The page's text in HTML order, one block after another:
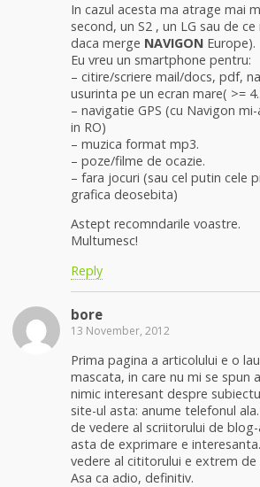
In cazul acesta ma atrage mai
second, un S2 , un LG sau de
daca merge NAVIGON Europe).
Eu vreu un smartphone pentru:
– citire/scriere mail/docs, pdf,
usurinta pe un ecran mare( >=
– navigatie GPS (cu Navigon
in RO)
– muzica format mp3.
– poze/filme de ocazie.
– fara jocuri (sau cel putin cele
grafica deosebita)
Astept recomndarile voastre.
Multumesc!
Reply
bore
13 November, 2012
Prima pagina a articolului e o
mascata, in care nu mi se spun
nimic interesant despre
site-ul asta: anume telefonul
de vedere al scriitorului de
asta de exprimare e
vedere al cititorului e extrem
Asa ca adio, definitiv.